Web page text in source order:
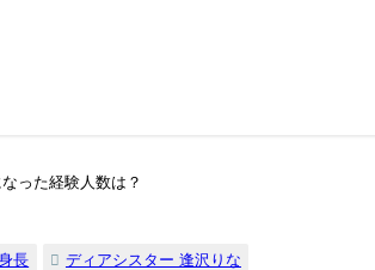
った経験人数は？
長 ディアシスター 逢沢りな